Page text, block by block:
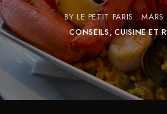
BY LE PETIT PARIS
CONSEILS CUISINE ET